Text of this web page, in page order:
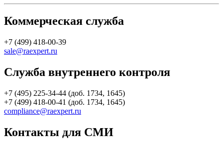
Коммерческая служба
+7 (499) 418-00-39
sale@raexpert.ru
Служба внутреннего контроля
+7 (495) 225-34-44 (доб. 1734, 1645)
+7 (499) 418-00-41 (доб. 1734, 1645)
compliance@raexpert.ru
Контакты для СМИ